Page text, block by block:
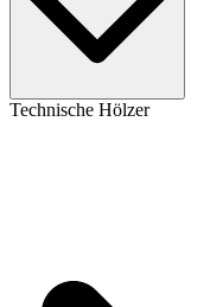
Technische Hölzer